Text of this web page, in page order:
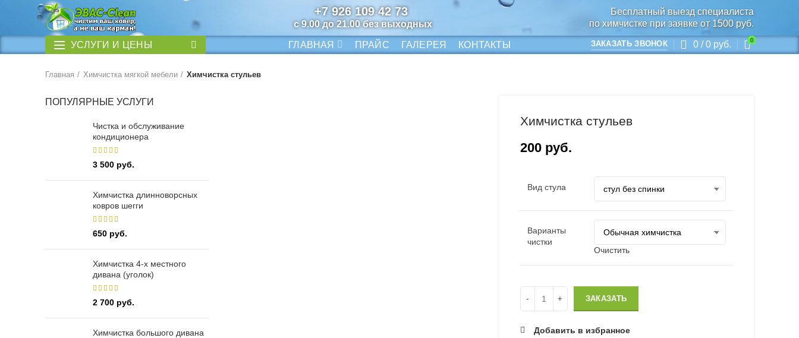
+7 926 109 42 73
с 9.00 до 21.00 без выходных
Бесплатный выезд специалиста
по химчистке при заявке от 1500 руб.
УСЛУГИ И ЦЕНЫ ГЛАВНАЯ ПРАЙС ГАЛЕРЕЯ КОНТАКТЫ ЗАКАЗАТЬ ЗВОНОК 0 / 0 руб. 0
Главная Химчистка мягкой мебели Химчистка стульев
Химчистка стульев
200 руб.
Вид стула
Варианты
чистки
Очистить
ЗАКАЗАТЬ
Добавить в избранное
ПОПУЛЯРНЫЕ УСЛУГИ
Чистка и обслуживание
кондиционера
3 500 руб.
Химчистка длинноворсных
ковров шегги
650 руб.
Химчистка 4-х местного
дивана (уголок)
2 700 руб.
Химчистка большого дивана